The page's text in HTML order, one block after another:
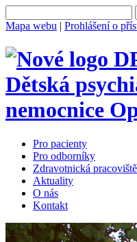
Mapa webu | Prohlášení o
Dětská
nemocnice
Pro pacienty
Pro odborníky
Zdravotnická pracoviště
Aktuality
O nás
Kontakt